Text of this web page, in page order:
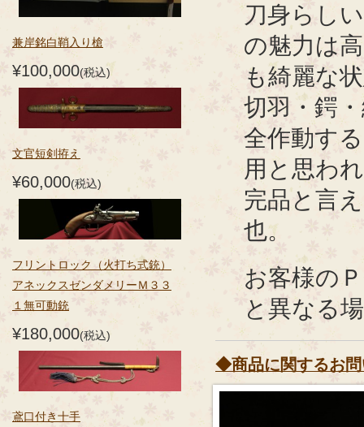
兼岸銘白鞘入り槍
¥100,000(税込)
文官短剣拵え
¥60,000(税込)
フリントロック（火打ち式銃）
アネックスゼンダメリーＭ３３
１無可動銃
¥180,000(税込)
鳶口付き十手
刀身らし
の魅力は
も綺麗な
切羽・鍔
全作動す
用と思わ
完品と言
也。
お客様の
と異なる
◆商品に関するお